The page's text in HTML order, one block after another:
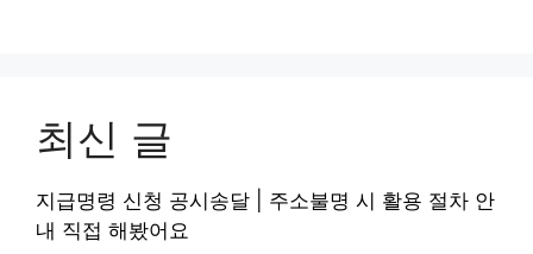
최신 글
지급명령 신청 공시송달 | 주소불명 시 활용 절차 안
내 직접 해봤어요